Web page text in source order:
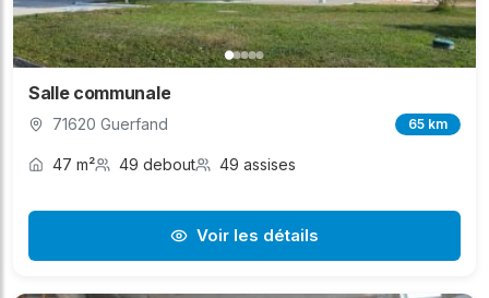
Salle communale
71620 Guerfand 65 km
47 m² 49 debout 49 assises
Voir les détails